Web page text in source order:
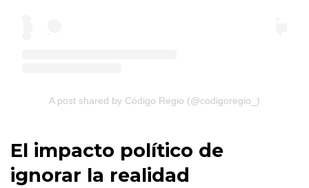
A post shared by Código Regio (@codigoregio_)
El impacto político de
ignorar la realidad